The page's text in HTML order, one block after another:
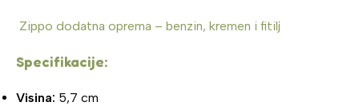
Zippo dodatna oprema – benzin, kremen i fitilj
Specifikacije:
Visina: 5,7 cm